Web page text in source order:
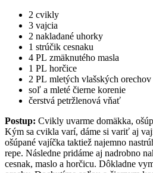
2 cvikly
3 vajcia
2 nakladané uhorky
1 strúčik cesnaku
4 PL zmäknutého masla
1 PL horčice
2 PL mletých vlašských orechov
soľ a mleté čierne korenie
čerstvá petržlenová vňať
Postup: Cvikly uvarme domäkka,
Kým sa cvikla varí, dáme si variť aj
ošúpané vajíčka taktiež najemno
repe. Následne pridáme aj nadrobno
cesnak, maslo a horčicu. Dôkladne